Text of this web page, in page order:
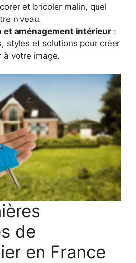
et bricoler malin, quel
niveau.
et aménagement intérieur :
styles et solutions pour créer
à votre image.
de
en France